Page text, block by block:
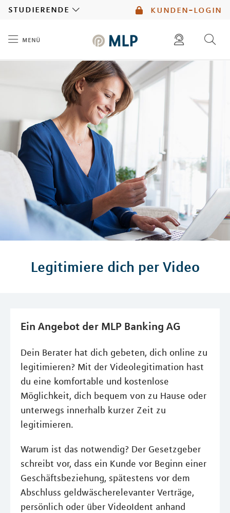
kunden-login
studierende
menü
diese website durchsuchen
mlp berater finden
Legitimiere dich per Video
Ein Angebot der MLP Banking AG
Dein Berater hat dich gebeten, dich online zu
legitimieren? Mit der Videolegitimation hast
du eine komfortable und kostenlose
Möglichkeit, dich bequem von zu Hause oder
unterwegs innerhalb kurzer Zeit zu
legitimieren.
Warum ist das notwendig? Der Gesetzgeber
schreibt vor, dass ein Kunde vor Beginn einer
Geschäftsbeziehung, spätestens vor dem
Abschluss geldwäscherelevanter Verträge,
persönlich oder über VideoIdent anhand